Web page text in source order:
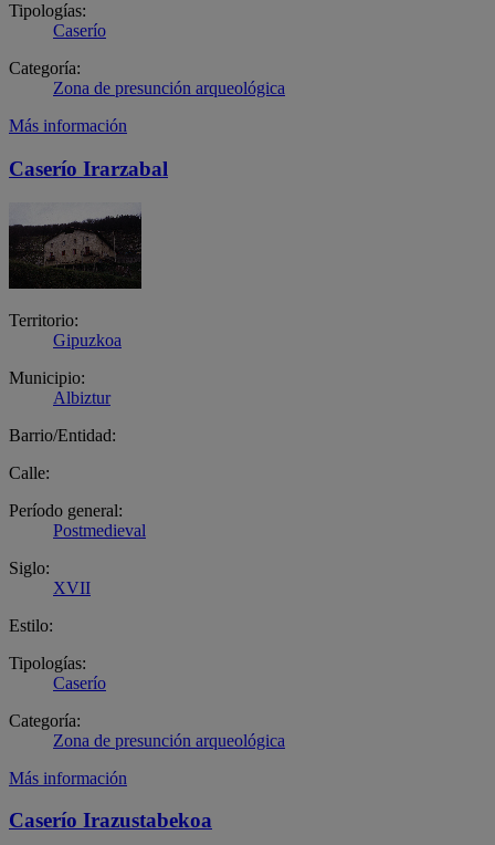
Tipologías:
Caserío
Categoría:
Zona de presunción arqueológica
Más información
Caserío Irarzabal
Territorio:
Gipuzkoa
Municipio:
Albiztur
Barrio/Entidad:
Calle:
Período general:
Postmedieval
Siglo:
XVII
Estilo:
Tipologías:
Caserío
Categoría:
Zona de presunción arqueológica
Más información
Caserío Irazustabekoa